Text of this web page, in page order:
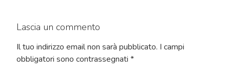
Lascia un commento
Il tuo indirizzo email non sarà pubblicato. I campi
obbligatori sono contrassegnati *